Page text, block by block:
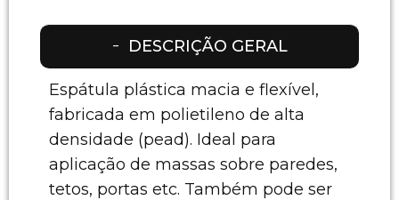
DESCRIÇÃO GERAL
Espátula plástica macia e flexível,
fabricada em polietileno de alta
densidade (pead). Ideal para
aplicação de massas sobre paredes,
tetos, portas etc. Também pode ser